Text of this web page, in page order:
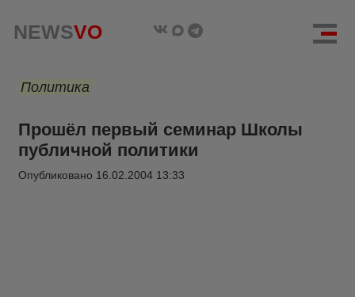
NEWSVO
Политика
Прошёл первый семинар Школы
публичной политики
Опубликовано 16.02.2004 13:33